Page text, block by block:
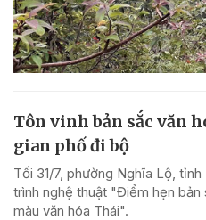
Tôn vinh bản sắc văn
gian phố đi bộ
Tối 31/7, phường Nghĩa Lộ,
trình nghệ thuật "Điểm hẹn
màu văn hóa Thái".